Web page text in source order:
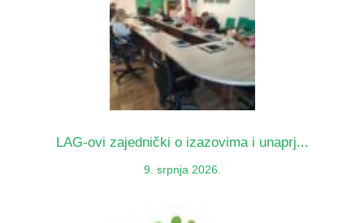
LAG-ovi zajednički o izazovima i unaprj...
9. srpnja 2026.